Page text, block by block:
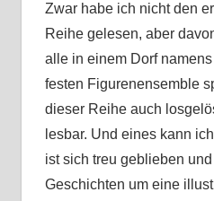
Zwar habe ich nicht den
Reihe gelesen, aber
alle in einem Dorf
festen Figurenensemble
dieser Reihe auch
lesbar. Und eines kann
ist sich treu geblieben
Geschichten um eine